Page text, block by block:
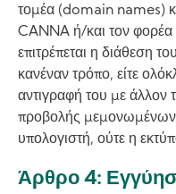
τομέα (domain names)
CANNA ή/και τον φορέα
επιτρέπεται η διάθεση
κανέναν τρόπο, είτε
αντιγραφή του με άλλον
προβολής
υπολογιστή, ούτε η
Άρθρο 4: